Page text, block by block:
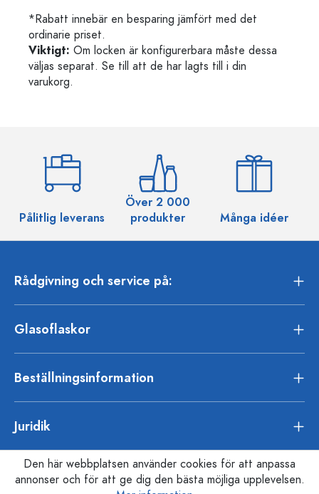
*Rabatt innebär en besparing jämfört med det
ordinarie priset.
Viktigt: Om locken är konfigurerbara måste dessa
väljas separat. Se till att de har lagts till i din
varukorg.
Pålitlig leverans
Över 2 000
produkter
Många idéer
Rådgivning och service på:
Glasoflaskor
Beställningsinformation
Juridik
Den här webbplatsen använder cookies för att anpassa
annonser och för att ge dig den bästa möjliga upplevelsen.